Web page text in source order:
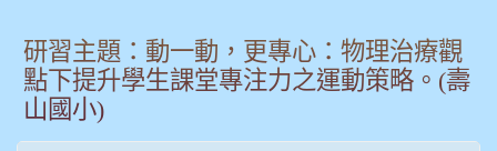
研習主題：動一動，更專心：物理治療觀
點下提升學生課堂專注力之運動策略。(壽
山國小)